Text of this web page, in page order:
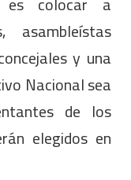
asambleístas
y una
Nacional sea
de los
elegidos en